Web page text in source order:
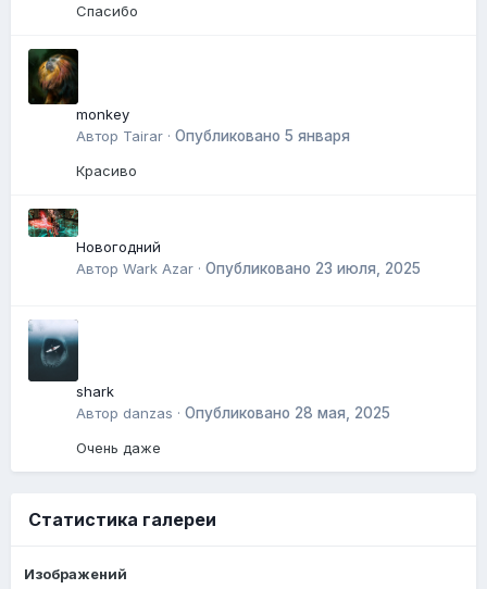
Спасибо
monkey
Автор Tairar · Опубликовано 5 января
Красиво
Новогодний
Автор Wark Azar · Опубликовано 23 июля, 2025
shark
Автор danzas · Опубликовано 28 мая, 2025
Очень даже
Статистика галереи
Изображений